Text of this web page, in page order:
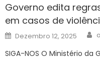
Governo edita
em casos de
Posted
on
Dezembro 12, 2025
SIGA-NOS O Ministério